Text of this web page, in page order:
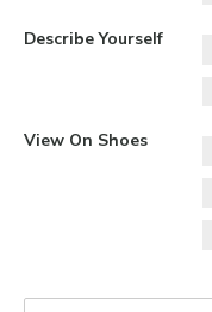
Describe Yourself
View On Shoes